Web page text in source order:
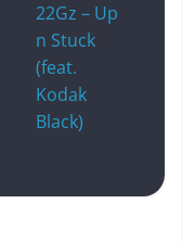
22Gz – Up
n Stuck
(feat.
Kodak
Black)